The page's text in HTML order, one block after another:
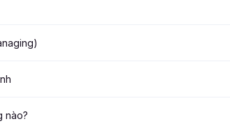
nào?